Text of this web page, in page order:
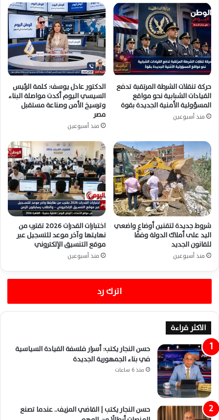
حركة تنقلات الشرطة المرتقبة تدفع
القيادات الشبابية نحو مواقع
المسؤولية الأمنية الجديدة بقوة
منذ أسبوعين
الدكتور عادل يوسف: كلمة الرئيس
السيسي اليوم أكدت مواصلة البناء
وترسيخ الأمن وصناعة مستقبل
مصر
منذ أسبوعين
شروط جديدة لتقنين أوضاع واضعي
اليد على أملاك الدولة وفقًا
للقانون الجديد
منذ أسبوعين
اختبارات القدرات 2026 تقترب من
نهايتها وآخر موعد للتسجيل عبر
موقع التنسيق الإلكتروني
منذ أسبوعين
اترك رد
الاكثر قراءة
حسن النجار يكتب: أسرار فلسفة القيادة السياسية
في بناء الجمهورية الجديدة
منذ 6 ساعات
حسن النجار يكتب | القاضي المزيف.. عندما تصنع